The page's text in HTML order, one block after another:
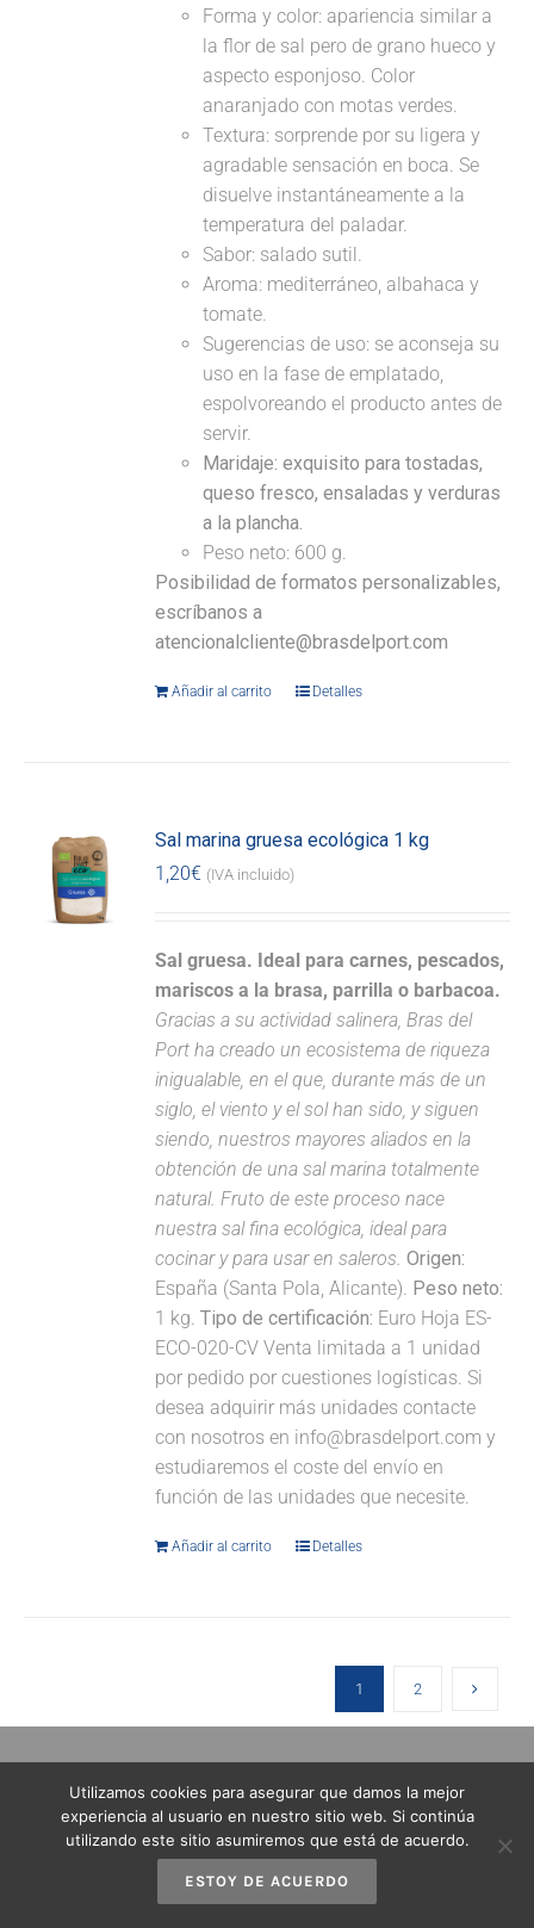
Forma y color: apariencia similar a
la flor de sal pero de grano hueco y
aspecto esponjoso. Color
anaranjado con motas verdes.
Textura: sorprende por su ligera y
agradable sensación en boca. Se
disuelve instantáneamente a la
temperatura del paladar.
Sabor: salado sutil.
Aroma: mediterráneo, albahaca y
tomate.
Sugerencias de uso: se aconseja su
uso en la fase de emplatado,
espolvoreando el producto antes de
servir.
Maridaje: exquisito para tostadas,
queso fresco, ensaladas y verduras
a la plancha.
Peso neto: 600 g.
Posibilidad de formatos personalizables,
escríbanos a
atencionalcliente@brasdelport.com
Añadir al carrito Detalles
Sal marina gruesa ecológica 1 kg
1,20€ (IVA incluido)
Sal gruesa. Ideal para carnes, pescados,
mariscos a la brasa, parrilla o barbacoa.
Gracias a su actividad salinera, Bras del
Port ha creado un ecosistema de riqueza
inigualable, en el que, durante más de un
siglo, el viento y el sol han sido, y siguen
siendo, nuestros mayores aliados en la
obtención de una sal marina totalmente
natural. Fruto de este proceso nace
nuestra sal fina ecológica, ideal para
cocinar y para usar en saleros. Origen:
España (Santa Pola, Alicante). Peso neto:
1 kg.Tipo de certificación: Euro Hoja ES-
ECO-020-CV Venta limitada a 1 unidad
por pedido por cuestiones logísticas. Si
desea adquirir más unidades contacte
con nosotros en info@brasdelport.com y
estudiaremos el coste del envío en
función de las unidades que necesite.
Añadir al carrito Detalles
1 2
Utilizamos cookies para asegurar que damos la mejor
experiencia al usuario en nuestro sitio web. Si continúa
utilizando este sitio asumiremos que está de acuerdo.
ESTOY DE ACUERDO